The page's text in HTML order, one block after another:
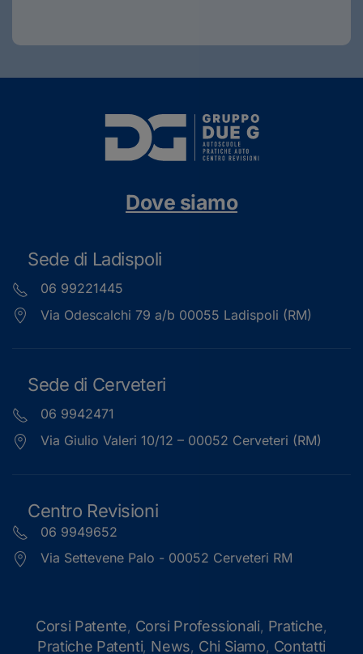
Dove siamo
Sede di Ladispoli
06 99221445
Via Odescalchi 79 a/b 00055 Ladispoli (RM)
Sede di Cerveteri
06 9942471
Via Giulio Valeri 10/12 – 00052 Cerveteri (RM)
Centro Revisioni
06 9949652
Via Settevene Palo - 00052 Cerveteri RM
Corsi Patente, Corsi Professionali, Pratiche,
Pratiche Patenti, News, Chi Siamo, Contatti